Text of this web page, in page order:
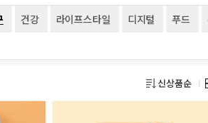
건강 라이프스타일 디지털 푸드
신상품순